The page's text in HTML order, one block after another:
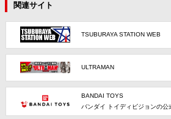
関連サイト
TSUBURAYA STATION WEB
ULTRAMAN
BANDAI TOYS
バンダイ トイディビジョンの公